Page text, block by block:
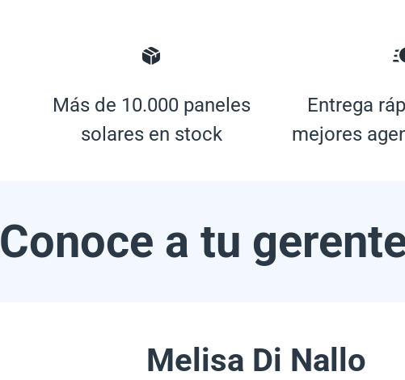
Más de 10.000 paneles
solares en stock
Entrega
mejores
Conoce a tu
Melisa Di Nallo